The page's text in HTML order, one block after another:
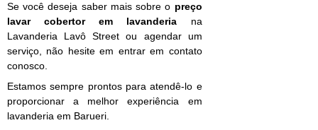
Se você deseja saber mais sobre o preço
lavar cobertor em lavanderia na
Lavanderia Lavô Street ou agendar um
serviço, não hesite em entrar em contato
conosco.
Estamos sempre prontos para atendê-lo e
proporcionar a melhor experiência em
lavanderia em Barueri.